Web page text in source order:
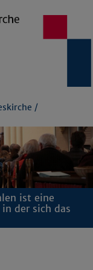
ist eine
der sich das